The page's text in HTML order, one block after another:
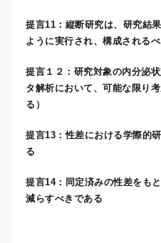
提言11：縦断研究は、研究結
ように実行され、構成される
提言１２：研究対象の内分泌
タ解析において、可能な限り
る）
提言13：性差における学際的
る
提言14：同定済みの性差をも
減らすべきである